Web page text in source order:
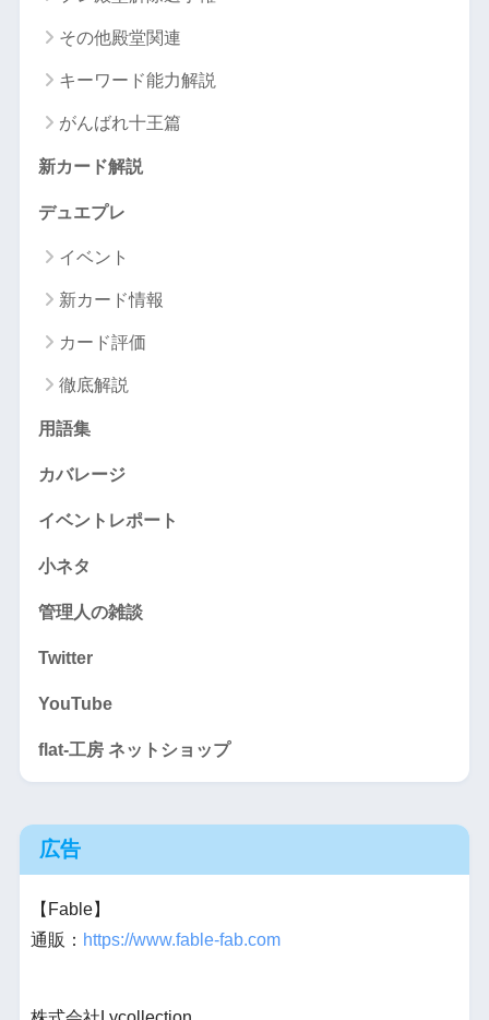
その他殿堂関連
キーワード能力解説
がんばれ十王篇
新カード解説
デュエプレ
イベント
新カード情報
カード評価
徹底解説
用語集
カバレージ
イベントレポート
小ネタ
管理人の雑談
Twitter
YouTube
flat-工房 ネットショップ
広告
【Fable】
通販： https://www.fable-fab.com